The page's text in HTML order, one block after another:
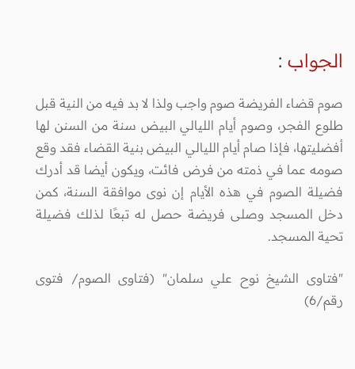
الجواب :
صوم قضاء الفريضة صوم واجب ولذا لا بد فيه من النية قبل
طلوع الفجر، وصوم أيام الليالي البيض سنة من السنن لها
أفضليتها، فإذا صام أيام الليالي البيض بنية القضاء فقد وقع
صومه عما في ذمته من فرض فائت، ويكون أيضا قد أدرك
فضيلة الصوم في هذه الأيام إن نوى موافقة السنة، كمن
دخل المسجد وصلى فريضة حصل له تبعًا لذلك فضيلة
تحية المسجد.
"فتاوى الشيخ نوح علي سلمان" (فتاوى الصوم/ فتوى
رقم/6)